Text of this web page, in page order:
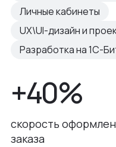
Личные кабинеты
UX\UI-дизайн и
Разработка на 1С-
+40%
скорость
заказа